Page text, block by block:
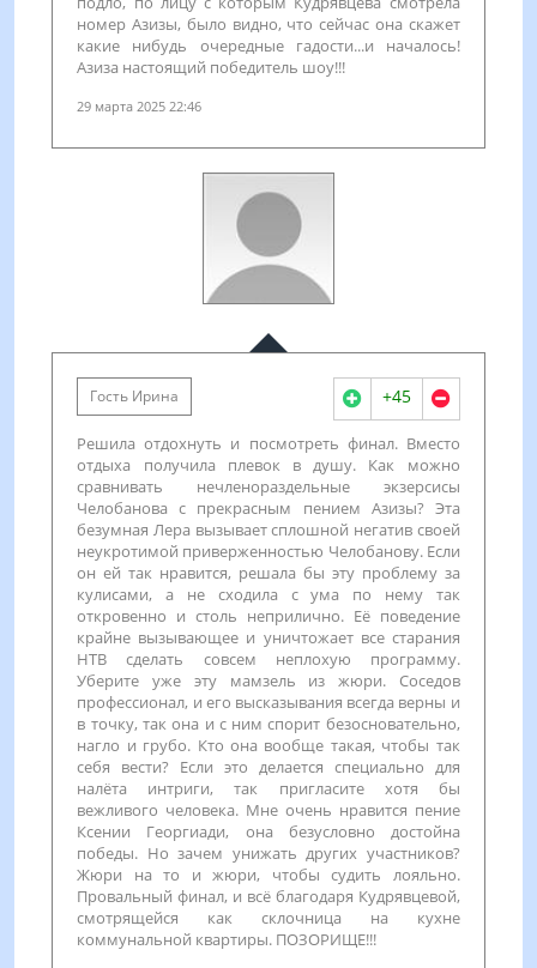
номер Азизы, было видно, что сейчас она скажет
какие нибудь очередные гадости...и началось!
Азиза настоящий победитель шоу!!!
29 марта 2025 22:46
Гость Ирина +45
Решила отдохнуть и посмотреть финал. Вместо
отдыха получила плевок в душу. Как можно
сравнивать нечленораздельные экзерсисы
Челобанова с прекрасным пением Азизы? Эта
безумная Лера вызывает сплошной негатив своей
неукротимой приверженностью Челобанову. Если
он ей так нравится, решала бы эту проблему за
кулисами, а не сходила с ума по нему так
откровенно и столь неприлично. Её поведение
крайне вызывающее и уничтожает все старания
НТВ сделать совсем неплохую программу.
Уберите уже эту мамзель из жюри. Соседов
профессионал, и его высказывания всегда верны и
в точку, так она и с ним спорит безосновательно,
нагло и грубо. Кто она вообще такая, чтобы так
себя вести? Если это делается специально для
налёта интриги, так пригласите хотя бы
вежливого человека. Мне очень нравится пение
Ксении Георгиади, она безусловно достойна
победы. Но зачем унижать других участников?
Жюри на то и жюри, чтобы судить лояльно.
Провальный финал, и всё благодаря Кудрявцевой,
смотрящейся как склочница на кухне
коммунальной квартиры. ПОЗОРИЩЕ!!!